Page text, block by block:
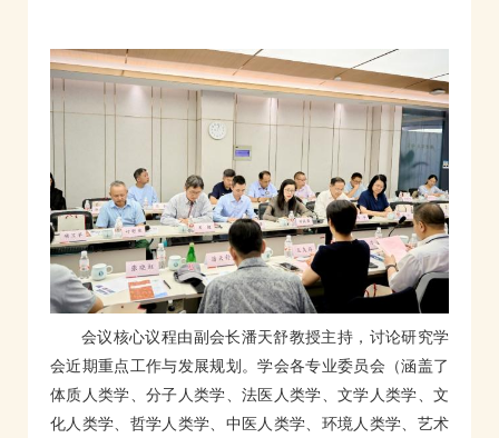
会议核心议程由副会长潘天舒教授主持，讨论研究学
会近期重点工作与发展规划。学会各专业委员会（涵盖了
体质人类学、分子人类学、法医人类学、文学人类学、文
化人类学、哲学人类学、中医人类学、环境人类学、艺术